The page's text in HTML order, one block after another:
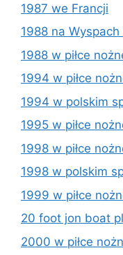
1987 we Francji
1988 na
1988 w piłce
1994 w piłce
1994 w polskim
1995 w piłce
1998 w piłce
1998 w polskim
1999 w piłce
20 foot jon boat
2000 w piłce